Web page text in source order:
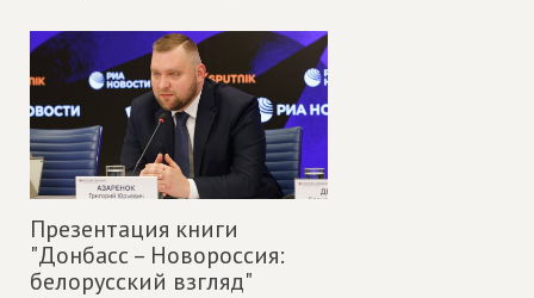
Презентация книги
"Донбасс – Новороссия:
белорусский взгляд"